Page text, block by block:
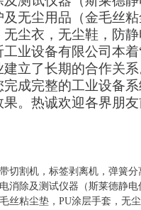
无尘用品（金毛丝
尘衣，无尘鞋，防
业设备有限公司本
建立了长期的合作关
完成完整的工业设备
。热诚欢迎各界朋
切割机，标签剥离机，弹簧
消除及测试仪器（斯莱德静
丝粘尘垫，PU涂层手套，无